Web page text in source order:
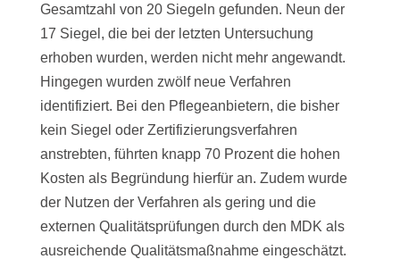
Gesamtzahl von 20 Siegeln gefunden. Neun der
17 Siegel, die bei der letzten Untersuchung
erhoben wurden, werden nicht mehr angewandt.
Hingegen wurden zwölf neue Verfahren
identifiziert. Bei den Pflegeanbietern, die bisher
kein Siegel oder Zertifizierungsverfahren
anstrebten, führten knapp 70 Prozent die hohen
Kosten als Begründung hierfür an. Zudem wurde
der Nutzen der Verfahren als gering und die
externen Qualitätsprüfungen durch den MDK als
ausreichende Qualitätsmaßnahme eingeschätzt.